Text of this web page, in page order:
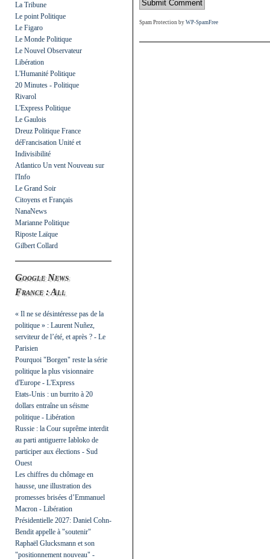
La Tribune
Le point Politique
Le Figaro
Le Monde Politique
Le Nouvel Observateur
Libération
L'Humanité Politique
20 Minutes - Politique
Rivarol
L'Express Politique
Le Gaulois
Dreuz Politique France
déFrancisation Unité et
Indivisibilité
Atlantico Un vent Nouveau sur
l'Info
Le Grand Soir
Citoyens et Français
NanaNews
Marianne Politique
Riposte Laïque
Gilbert Collard
Google News
France : All
« Il ne se désintéresse pas de la
politique » : Laurent Nuñez,
serviteur de l’été, et après ? - Le
Parisien
Pourquoi "Borgen" reste la série
politique la plus visionnaire
d'Europe - L'Express
Etats-Unis : un burrito à 20
dollars entraîne un séisme
politique - Libération
Russie : la Cour suprême interdit
au parti antiguerre Iabloko de
participer aux élections - Sud
Ouest
Les chiffres du chômage en
hausse, une illustration des
promesses brisées d’Emmanuel
Macron - Libération
Présidentielle 2027: Daniel Cohn-
Bendit appelle à "soutenir"
Raphaël Glucksmann et son
"positionnement nouveau" -
Spam Protection by WP-SpamFree